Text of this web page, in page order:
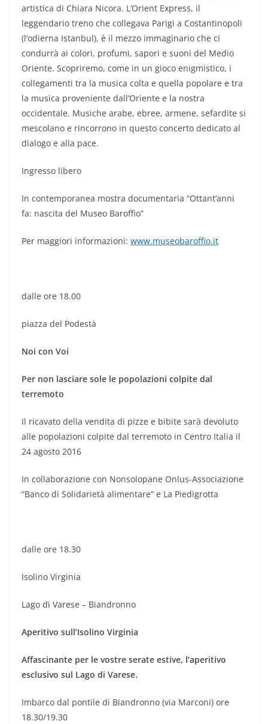
artistica di Chiara Nicora. L’Orient Express, il
leggendario treno che collegava Parigi a Costantinopoli
(l’odierna Istanbul), è il mezzo immaginario che ci
condurrà ai colori, profumi, sapori e suoni del Medio
Oriente. Scopriremo, come in un gioco enigmistico, i
collegamenti tra la musica colta e quella popolare e tra
la musica proveniente dall’Oriente e la nostra
occidentale. Musiche arabe, ebree, armene, sefardite si
mescolano e rincorrono in questo concerto dedicato al
dialogo e alla pace.
Ingresso libero
In contemporanea mostra documentaria “Ottant’anni
fa: nascita del Museo Baroffio”
Per maggiori informazioni: www.museobaroffio.it
dalle ore 18.00
piazza del Podestà
Noi con Voi
Per non lasciare sole le popolazioni colpite dal
terremoto
Il ricavato della vendita di pizze e bibite sarà devoluto
alle popolazioni colpite dal terremoto in Centro Italia il
24 agosto 2016
In collaborazione con Nonsolopane Onlus-Associazione
“Banco di Solidarietà alimentare” e La Piedigrotta
dalle ore 18.30
Isolino Virginia
Lago di Varese – Biandronno
Aperitivo sull’Isolino Virginia
Affascinante per le vostre serate estive, l’aperitivo
esclusivo sul Lago di Varese.
Imbarco dal pontile di Biandronno (via Marconi) ore
18.30/19.30